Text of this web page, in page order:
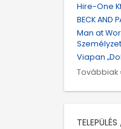
Hire-One
BECK AND
Man at
Viapan
Továbbiak